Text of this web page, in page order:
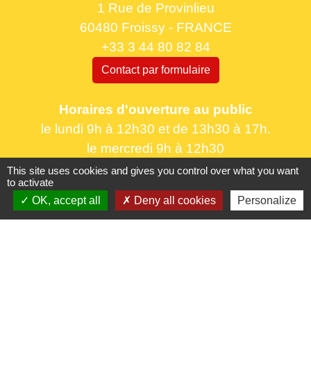
1 Rue de Provinlieu
60480 Froissy - FRANCE
+33 3 44 80 82 84
Contact par formulaire
Horaires d'ouverture au public
le lundi 9h à 12h30 et de 13h30 à 17h.
le mercredi 9h à 12h30
le vendredi 16h à 18h30
This site uses cookies and gives you control over what you want
to activate
OK, accept all
Deny all cookies Personalize